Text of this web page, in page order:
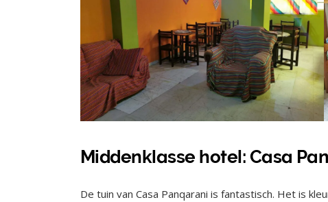
Middenklasse hotel: Casa
De tuin van Casa Panqarani is fantastisch. Het is